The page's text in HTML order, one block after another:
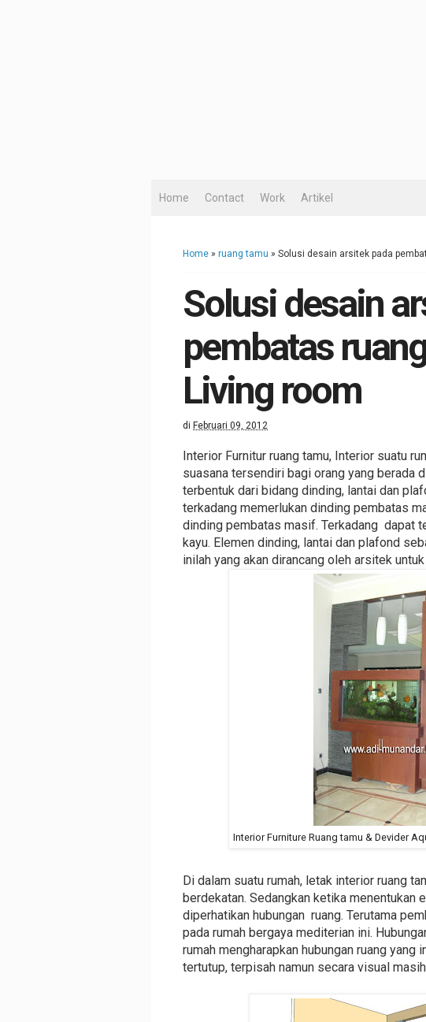
Home Contact Work Artikel
Home » ruang tamu » Solusi desain arsitek pada
Solusi desain
pembatas
Living room
di Februari 09, 2012
Interior Furnitur ruang tamu, Interior suatu
suasana tersendiri bagi orang yang berada
terbentuk dari bidang dinding, lantai dan
terkadang memerlukan dinding pembatas
dinding pembatas masif. Terkadang dapat
kayu. Elemen dinding, lantai dan plafond
inilah yang akan dirancang oleh arsitek
Interior Furniture Ruang tamu & Devider
Di dalam suatu rumah, letak interior ruang
berdekatan. Sedangkan ketika menentukan
diperhatikan hubungan ruang. Terutama
pada rumah bergaya mediterian ini.
rumah mengharapkan hubungan ruang yang
tertutup, terpisah namun secara visual